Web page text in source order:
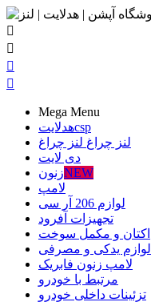




Mega Menu
هدلایتcsp
لنز چراغ لنز چراغ
دی لایت
زنونNEW
لامپ
لوازم 206 آر سی
تجهیزات آفرود
اکتان و مکمل سوخت
لوازم یدکی و مصرفی
لامپ زنون فابریک
مرتبط با خودرو
تزئینات داخلی خودرو